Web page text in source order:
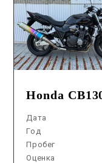
Honda
Дата
Год
Пробег
Оценка